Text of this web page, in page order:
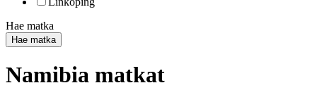
Hae matka
Hae matka
Namibia matkat